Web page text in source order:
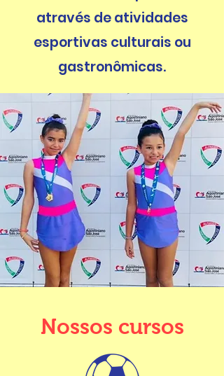
através de atividades
esportivas culturais ou
gastronômicas.
Nossos cursos